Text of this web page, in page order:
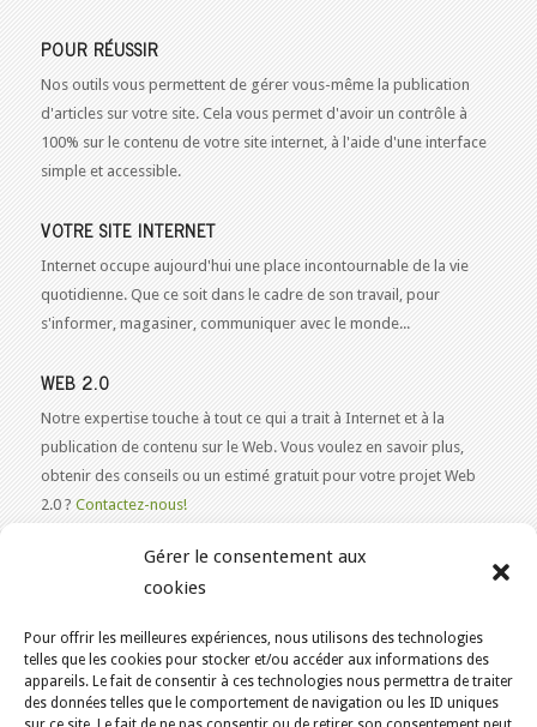
Gérer le consentement aux
cookies
Pour offrir les meilleures expériences, nous utilisons des technologies
telles que les cookies pour stocker et/ou accéder aux informations des
appareils. Le fait de consentir à ces technologies nous permettra de traiter
des données telles que le comportement de navigation ou les ID uniques
POUR RÉUSSIR
Nos outils vous permettent de gérer vous-même la publication
d'articles sur votre site. Cela vous permet d'avoir un contrôle à
100% sur le contenu de votre site internet, à l'aide d'une interface
simple et accessible.
VOTRE SITE INTERNET
Internet occupe aujourd'hui une place incontournable de la vie
quotidienne. Que ce soit dans le cadre de son travail, pour
s'informer, magasiner, communiquer avec le monde...
WEB 2.0
Notre expertise touche à tout ce qui a trait à Internet et à la
publication de contenu sur le Web. Vous voulez en savoir plus,
obtenir des conseils ou un estimé gratuit pour votre projet Web
2.0 ? Contactez-nous!
VOUS ÊTES ICI : ACCUEIL / BLOGUE / LE BLOGUE /
4 OUTILS POUR ANALYSER LES VISITES SUR VOTRE SITE
KAJOOM.CA- SERVICES INTERNET